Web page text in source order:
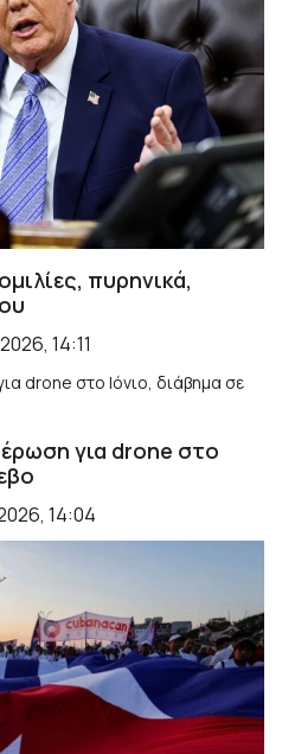
πυρηνικά,
14:11
για drone στο
14:04